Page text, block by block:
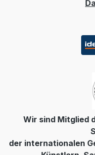
Wir sind Mitglied
der internationalen